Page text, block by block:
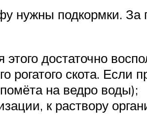
нужны подкормки. За
достаточно
рогатого скота. Если
на ведро воды);
к раствору